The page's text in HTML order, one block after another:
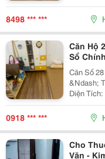
8498 *** ***
Căn Hộ
Sổ
Thanh
Căn Số
&Ndash;
Diện
Ngủ , 2 Vệ
460 Triệu
0918 *** ***
Cho
Văn -